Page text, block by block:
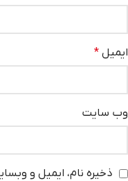
ایمیل *
وب‌ سایت
ذخیره نام، ایمیل و